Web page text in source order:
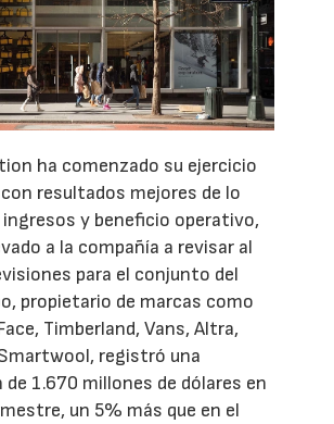
ha comenzado su ejercicio
resultados mejores de lo
y beneficio operativo,
a la compañía a revisar al
para el conjunto del
propietario de marcas como
Timberland, Vans, Altra,
registró una
1.670 millones de dólares en
un 5% más que en el